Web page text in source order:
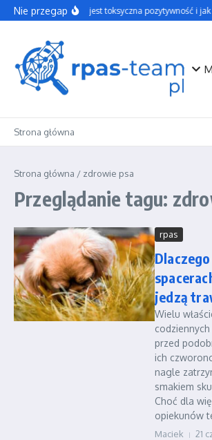
Przejdź do treści
Nie przegapCzym jest toksyczna pozytywność i jak
Strona główna
Strona główna / zdrowie psa
Przeglądanie tagu:
rpas
jedzą
Wielu
przed
ich
nagle
smakiem
Choć dla
opiekunów
Maciek 21